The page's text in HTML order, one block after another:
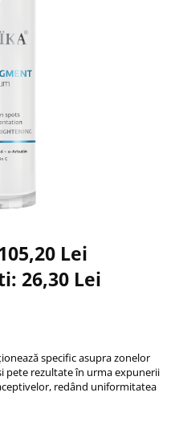
Lei
26,30 Lei
specific asupra zonelor
pete rezultate în urma expunerii
redând uniformitatea